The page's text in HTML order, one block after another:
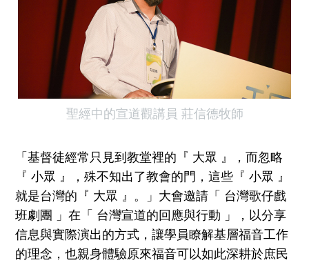
聖經中的宣道觀講員 莊信德牧師
「基督徒經常只見到教堂裡的『 大眾 』，而忽略
『 小眾 』，殊不知出了教會的門，這些『 小眾 』
就是台灣的『 大眾 』。」大會邀請「 台灣歌仔戲
班劇團 」在「 台灣宣道的回應與行動 」，以分享
信息與實際演出的方式，讓學員瞭解基層福音工作
的理念，也親身體驗原來福音可以如此深耕於庶民